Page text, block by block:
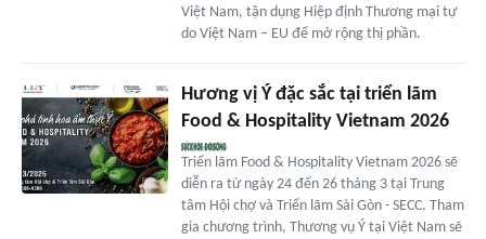
Việt Nam, tận dụng Hiệp định Thương mại tự
do Việt Nam – EU để mở rộng thị phần.
Hương vị Ý đặc sắc tại triển lãm
Food & Hospitality Vietnam 2026
Triển lãm Food & Hospitality Vietnam 2026 sẽ
diễn ra từ ngày 24 đến 26 tháng 3 tại Trung
tâm Hội chợ và Triển lãm Sài Gòn - SECC. Tham
gia chương trình, Thương vụ Ý tại Việt Nam sẽ